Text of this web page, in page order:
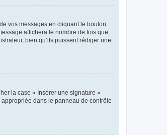
vos messages en cliquant le bouton
affichera le nombre de fois que
bien qu’ils puissent rédiger une
la case « Insérer une signature »
dans le panneau de contrôle